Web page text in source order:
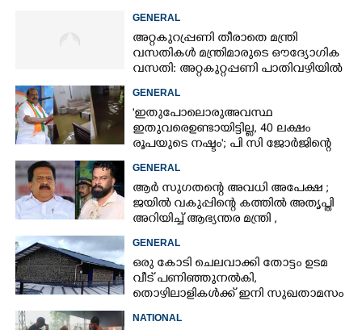
GENERAL
അറ്റകുറ്രപ്പണി തീരാതെ മന്ത്രി
വസതികൾ മന്ത്രിമാരുടെ ഔദ്യോഗിക
വസതി: അറ്റകുറ്റപ്പണി പാതിവഴിയിൽ
GENERAL
'ഇതുപോലൊരു അവസ്ഥ
ഇതുവരെ ഉണ്ടായിട്ടില്ല, 40 ലക്ഷം
രൂപയുടെ നഷ്ടം'; പി സി ജോർജിന്റെ
GENERAL
ആർ സുഗതന്റെ അവധി അപേക്ഷ ;
ജയിൽ വകുപ്പിന്റെ കത്തിൽ അതൃപ്തി
അറിയിച്ച് ആഭ്യന്തര മന്ത്രി ,​
GENERAL
ഒരു കോടി ചെലവാക്കി തോട്ടം ഉടമ
വീട്‌ പണിഞ്ഞുനൽകി,
തൊഴിലാളികൾക്ക് ഇനി സുഖതാമസം
NATIONAL